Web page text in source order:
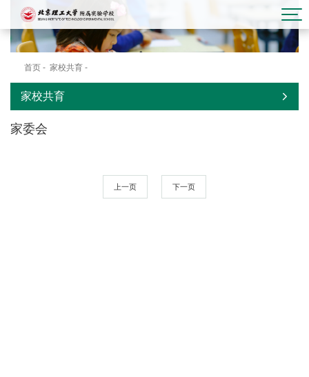
首页 - 家校共育 -
家校共育
家委会
上一页 下一页